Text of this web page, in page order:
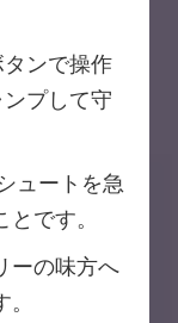
ンで操作
プして守
ュートを急
です。
ーの味方へ